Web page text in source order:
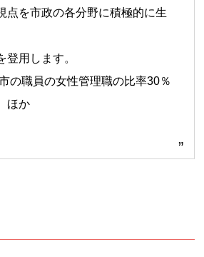
を市政の各分野に積極的に生
用します。
の職員の女性管理職の比率30％
ほか